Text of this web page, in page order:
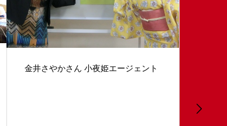
金井さやかさん 小夜姫エージェント